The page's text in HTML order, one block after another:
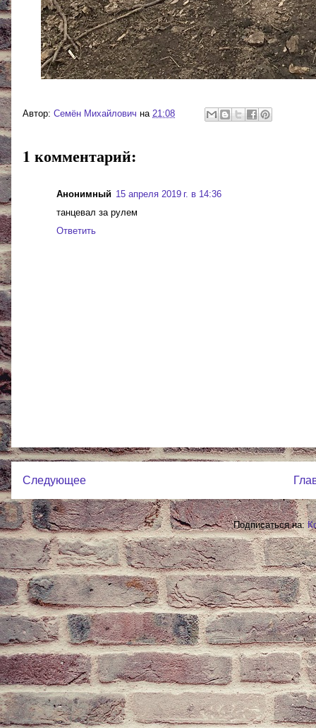
Автор: Cемён Михайлович на 21:08
1 комментарий:
Анонимный 15 апреля 2019 г. в 14:36
танцевал за рулем
Ответить
Следующее
Подписаться на: